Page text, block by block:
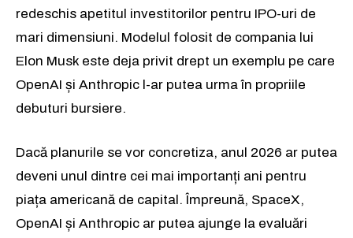
redeschis apetitul investitorilor pentru IPO-uri de
mari dimensiuni. Modelul folosit de compania lui
Elon Musk este deja privit drept un exemplu pe care
OpenAI și Anthropic l-ar putea urma în propriile
debuturi bursiere.
Dacă planurile se vor concretiza, anul 2026 ar putea
deveni unul dintre cei mai importanți ani pentru
piața americană de capital. Împreună, SpaceX,
OpenAI și Anthropic ar putea ajunge la evaluări